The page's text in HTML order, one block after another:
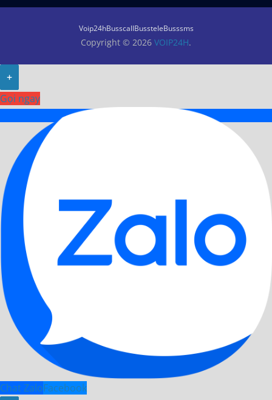
Voip24hBusscallBussteleBusssms
Copyright © 2026 VOIP24H.
+
Gọi ngay
Chat ZaloFacebook